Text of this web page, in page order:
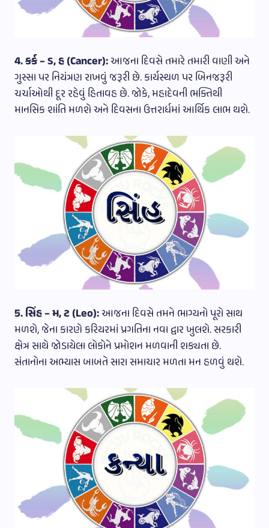
4. કર્ક – ડ, હ (Cancer):આજના દિવસે તમારે તમારી વાણી અને
ગુસ્સા પર નિયંત્રણ રાખવું જરૂરી છે. કાર્યસ્થળ પર બિનજરૂરી
ચર્ચાઓથી દૂર રહેવું હિતાવહ છે. જોકે, મહાદેવની ભક્તિથી
માનસિક શાંતિ મળશે અને દિવસના ઉત્તરાર્ધમાં આર્થિક લાભ થશે.
5. સિંહ – મ, ટ (Leo):આજના દિવસે તમને ભાગ્યનો પૂરો સાથ
મળશે, જેના કારણે કરિયરમાં પ્રગતિના નવા દ્વાર ખુલશે. સરકારી
ક્ષેત્ર સાથે જોડાયેલા લોકોને પ્રમોશન મળવાની શક્યતા છે.
સંતાનોના અભ્યાસ બાબતે સારા સમાચાર મળતા મન હળવું થશે.